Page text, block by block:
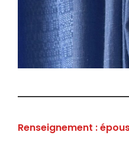
Renseignement :